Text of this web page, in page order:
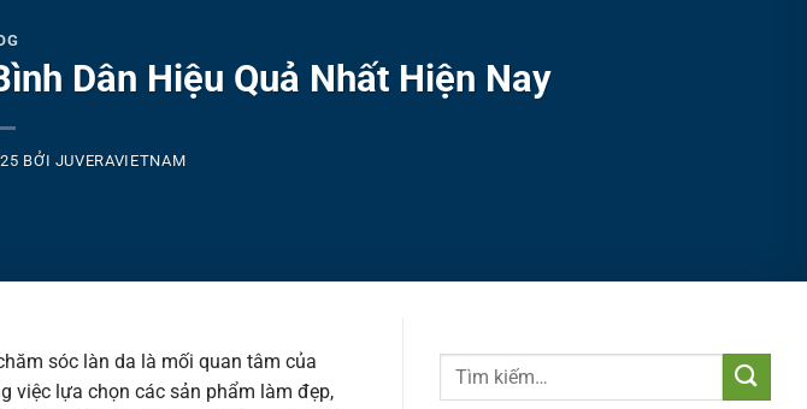
Dân Hiệu Quả Nhất Hiện Nay
BỞI JUVERAVIETNAM
sóc làn da là mối quan tâm của
việc lựa chọn các sản phẩm làm đẹp,